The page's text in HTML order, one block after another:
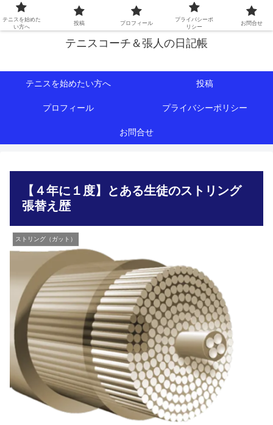
初心者∼中級者向けの情報を中心にテニスライフをサポート！
テニスコーチ＆張人の日記帳
テニスを始めたい方へ 投稿
プロフィール プライバシーポリシー
お問合せ
【４年に１度】とある生徒のストリング
張替え歴
ストリング（ガット）
テニスを始めた
い方へ
投稿 プロフィール
プライバシーポ
リシー
お問合せ